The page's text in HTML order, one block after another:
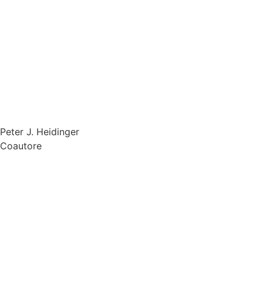
Peter J. Heidinger
Coautore